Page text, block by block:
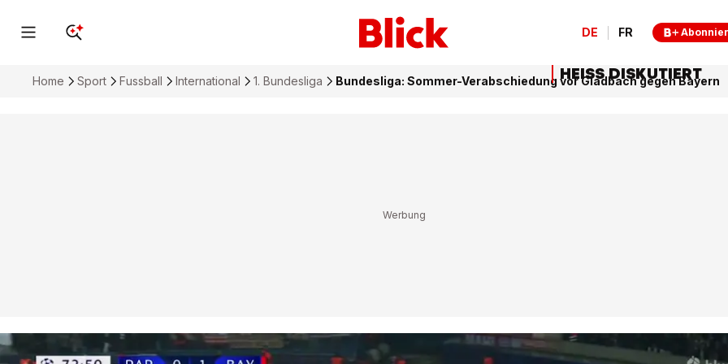
DE FR
Home Sport Fussball International 1. Bundesliga Bundesliga: Sommer-Verabschiedung vor Gladbach gegen Bayern
HEISS DISKUTIERT